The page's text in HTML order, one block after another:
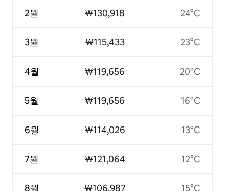
2월
3월
4월
5월
6월
7월
8월
₩130,918
₩115,433
₩119,656
₩119,656
₩114,026
₩121,064
₩106,987
24°C
23°C
20°C
16°C
13°C
12°C
15°C